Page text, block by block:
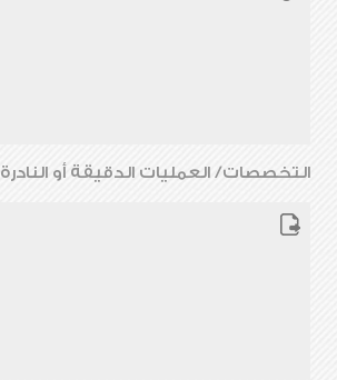
التخصصات/ العمليات الدقيقة أو النادرة